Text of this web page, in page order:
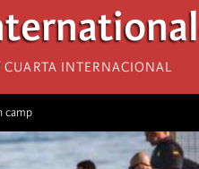
Internacional
camp